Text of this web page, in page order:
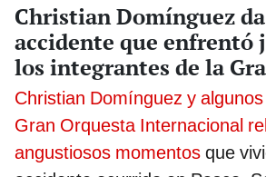
Christian Domínguez
accidente que enfrentó
los integrantes de la
Christian Domínguez y
Gran Orquesta Internacional
angustiosos momentos que